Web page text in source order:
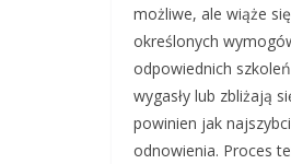
możliwe, ale wiąże
określonych
odpowiednich
wygasły lub zbliżają
powinien jak
odnowienia. Proces